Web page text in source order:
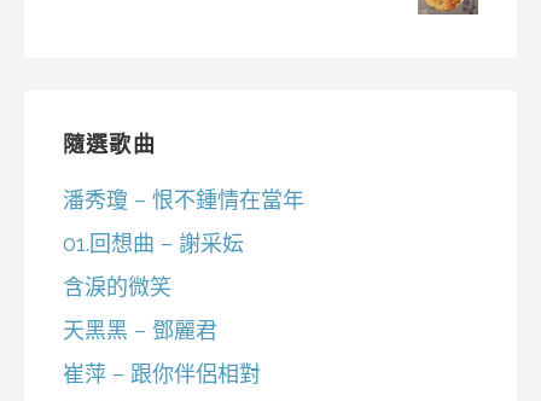
隨選歌曲
潘秀瓊 – 恨不鍾情在當年
01.回想曲 – 謝采妘
含淚的微笑
天黑黑 – 鄧麗君
崔萍 – 跟你伴侶相對